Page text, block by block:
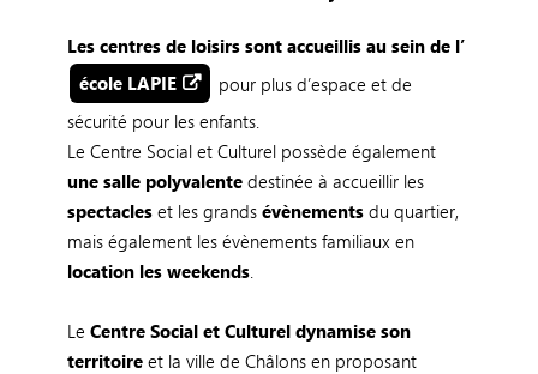
Les centres de loisirs sont accueillis au sein de l’
école LAPIE
pour plus d’espace et de
sécurité pour les enfants.
Le Centre Social et Culturel possède également
une salle polyvalentedestinée à accueillir les
spectacles et les grands évènements du quartier,
mais également les évènements familiaux en
location les weekends.
Le Centre Social et Culturel dynamise son
territoireet la ville de Châlons en proposant